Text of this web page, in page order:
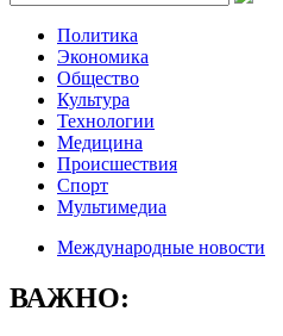
Политика
Экономика
Общество
Культура
Технологии
Медицина
Происшествия
Спорт
Мультимедиа
Международные новости
ВАЖНО: